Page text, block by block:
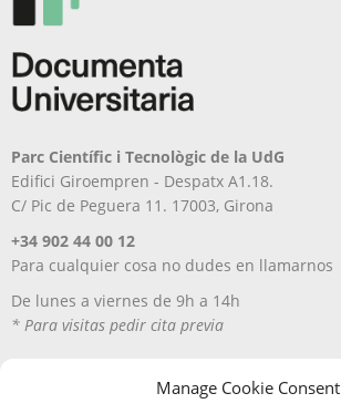
Manage Cookie Consent
Parc Científic i Tecnològic de la UdG
Edifici Giroempren - Despatx A1.18.
C/ Pic de Peguera 11. 17003, Girona
+34 902 44 00 12
Para cualquier cosa no dudes en llamarnos
De lunes a viernes de 9h a 14h
* Para visitas pedir cita previa